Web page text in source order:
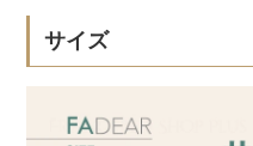
サイズ